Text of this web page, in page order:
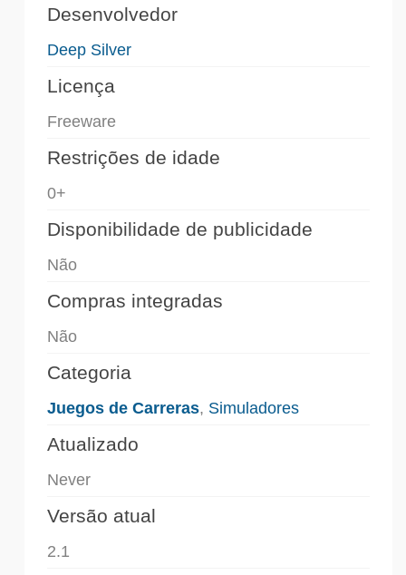
Desenvolvedor
Deep Silver
Licença
Freeware
Restrições de idade
0+
Disponibilidade de publicidade
Não
Compras integradas
Não
Categoria
Juegos de Carreras, Simuladores
Atualizado
Never
Versão atual
2.1